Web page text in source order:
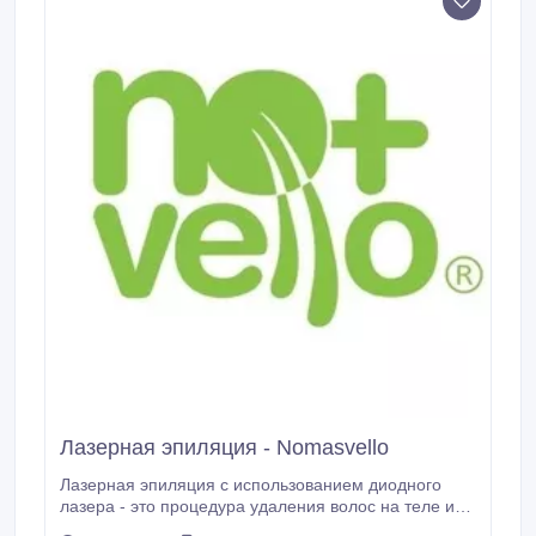
Лазерная эпиляция - Nomasvello
Лазерная эпиляция с использованием диодного
лазера - это процедура удаления волос на теле или